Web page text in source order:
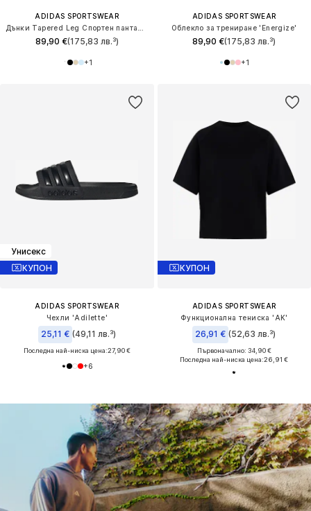
ADIDAS SPORTSWEAR
89,90 €(175,83 лв.³)
+1
ADIDAS SPORTSWEAR
Облекло за трениране 'Energize'
89,90 €(175,83 лв.³)
+1
Унисекс
КУПОН
ADIDAS SPORTSWEAR
Чехли 'Adilette'
25,11 € (49,11 лв.³)
Последна най-ниска цена:27,90 €
+6
КУПОН
ADIDAS SPORTSWEAR
Функционална тениска 'AK'
26,91 € (52,63 лв.³)
Първоначално: 34,90 €
Последна най-ниска цена:26,91 €